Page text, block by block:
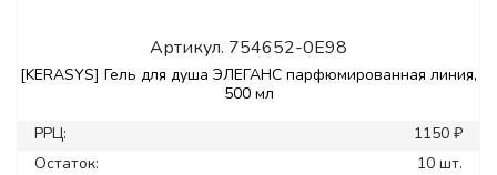
Артикул. 754652-0E98
[KERASYS] Гель для душа ЭЛЕГАНС парфюмированная линия,
500 мл
РРЦ:
1150 ₽
Остаток:
10 шт.